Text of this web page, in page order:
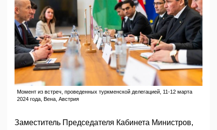
Момент из встреч, проведенных туркменской делегацией, 11-12 марта
2024 года, Вена, Австрия
Заместитель Председателя Кабинета Министров,